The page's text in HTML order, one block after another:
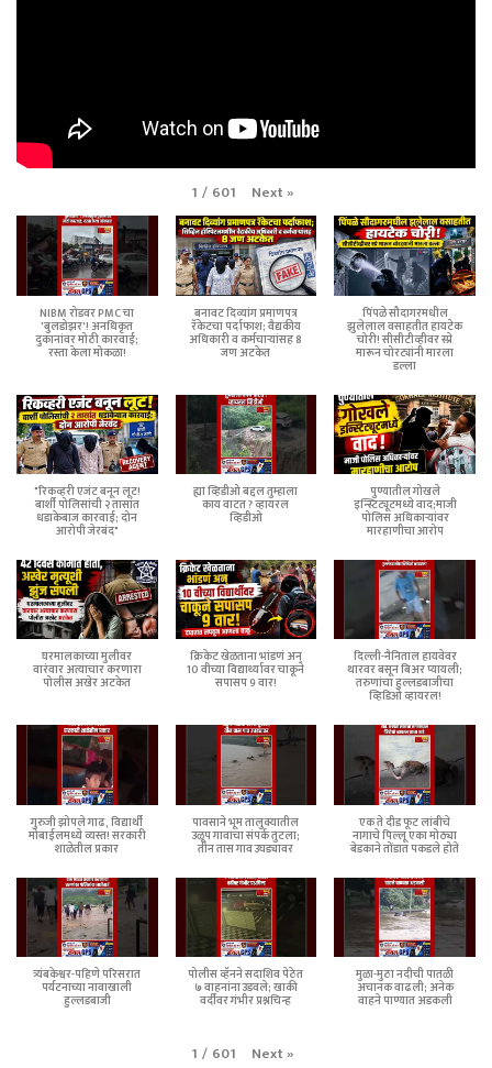
1 / 601 Next»
NIBM रोडवर PMC चा
'बुलडोझर'! अनधिकृत
दुकानांवर मोठी कारवाई;
रस्ता केला मोकळा!
बनावट दिव्यांग प्रमाणपत्र
रॅकेटचा पर्दाफाश; वैद्यकीय
अधिकारी व कर्मचाऱ्यांसह 8
जण अटकेत
पिंपळे सौदागरमधील
झुलेलाल वसाहतीत हायटेक
चोरी! सीसीटीव्हीवर स्प्रे
मारून चोरट्यांनी मारला
डल्ला
"रिकव्हरी एजंट बनून लूट!
बार्शी पोलिसांची २ तासांत
धडाकेबाज कारवाई; दोन
आरोपी जेरबंद"
ह्या व्हिडीओ बद्दल तुम्हाला
काय वाटत ? व्हायरल
व्हिडीओ
पुण्यातील गोखले
इन्स्टिट्यूटमध्ये वाद;माजी
पोलिस अधिकाऱ्यांवर
मारहाणीचा आरोप
घरमालकाच्या मुलीवर
वारंवार अत्याचार करणारा
पोलीस अखेर अटकेत
क्रिकेट खेळताना भांडणं अन्
10 वीच्या विद्यार्थ्यावर चाकूने
सपासप 9 वार!
दिल्ली-नैनिताल हायवेवर
थारवर बसून बिअर प्यायली;
तरुणांचा हुल्लडबाजीचा
व्हिडिओ व्हायरल!
गुरुजी झोपले गाढ, विद्यार्थी
मोबाईलमध्ये व्यस्त! सरकारी
शाळेतील प्रकार
पावसाने भूम तालुक्यातील
उळूप गावाचा संपर्क तुटला;
तीन तास गाव उघड्यावर
एक ते दीड फूट लांबीचे
नागाचे पिल्लू एका मोठ्या
बेडकाने तोंडात पकडले होते
त्र्यंबकेश्वर-पहिणे परिसरात
पर्यटनाच्या नावाखाली
हुल्लडबाजी
पोलीस व्हॅनने सदाशिव पेठेत
७ वाहनांना उडवले; खाकी
वर्दीवर गंभीर प्रश्नचिन्ह
मुळा-मुठा नदीची पातळी
अचानक वाढली; अनेक
वाहने पाण्यात अडकली
1 / 601 Next»